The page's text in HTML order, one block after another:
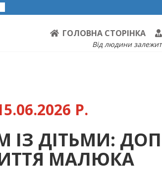
ГОЛОВНА СТОРІНКА
Від людини
Р.
ІЗ ДІТЬМИ:
МАЛЮКА